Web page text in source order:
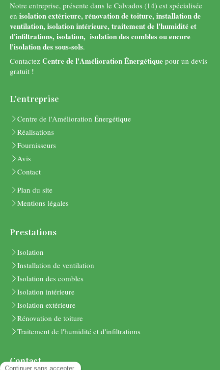
Notre entreprise, présente dans le Calvados (14) est spécialisée
en isolation extérieure, rénovation de toiture, installation de
ventilation, isolation intérieure, traitement de l'humidité et
d'infiltrations, isolation, isolation des comblesou encore
l'isolation des sous-sols.
Contactez Centre de l'Amélioration Énergétique pour un devis
gratuit !
L'entreprise
Centre de l'Amélioration Énergétique
Réalisations
Fournisseurs
Avis
Contact
Plan du site
Mentions légales
Prestations
Isolation
Installation de ventilation
Isolation des combles
Isolation intérieure
Isolation extérieure
Rénovation de toiture
Traitement de l'humidité et d'infiltrations
Contact